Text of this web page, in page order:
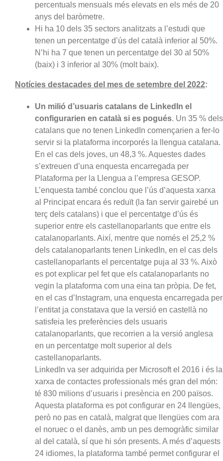
percentuals mensuals més elevats en els més de 20
anys del baròmetre.
Hi ha 10 dels 35 sectors analitzats a l’estudi que
tenen un percentatge d’ús del català inferior al 50%.
N’hi ha 7 que tenen un percentatge del 30 al 50%
(baix) i 3 inferior al 30% (molt baix).
Notícies destacades del mes de setembre del 2022:
Un milió d’usuaris catalans de LinkedIn el
configurarien en català si es pogués. Un 35 % dels
catalans que no tenen LinkedIn començarien a fer-lo
servir si la plataforma incorporés la llengua catalana.
En el cas dels joves, un 48,3 %. Aquestes dades
s’extreuen d’una enquesta encarregada per
Plataforma per la Llengua a l’empresa GESOP.
L’enquesta també conclou que l’ús d’aquesta xarxa
al Principat encara és reduït (la fan servir gairebé un
terç dels catalans) i que el percentatge d’ús és
superior entre els castellanoparlants que entre els
catalanoparlants. Així, mentre que només el 25,2 %
dels catalanoparlants tenen LinkedIn, en el cas dels
castellanoparlants el percentatge puja al 33 %. Això
es pot explicar pel fet que els catalanoparlants no
vegin la plataforma com una eina tan pròpia. De fet,
en el cas d’Instagram, una enquesta encarregada per
l’entitat ja constatava que la versió en castellà no
satisfeia les preferències dels usuaris
catalanoparlants, que recorrien a la versió anglesa
en un percentatge molt superior al dels
castellanoparlants.
LinkedIn va ser adquirida per Microsoft el 2016 i és la
xarxa de contactes professionals més gran del món:
té 830 milions d’usuaris i presència en 200 països.
Aquesta plataforma es pot configurar en 24 llengües,
però no pas en català, malgrat que llengües com ara
el noruec o el danès, amb un pes demogràfic similar
al del català, sí que hi són presents. A més d’aquests
24 idiomes, la plataforma també permet configurar el